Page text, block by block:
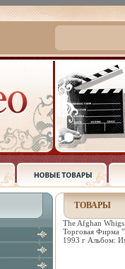
ТОВАРЫ
The Afghan
Торговая Фирма
1993 г Альбом: